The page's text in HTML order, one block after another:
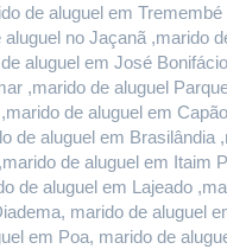
de aluguel em
no Jaçanã ,marido
aluguel em José
,marido de aluguel
de aluguel em
de aluguel em
de aluguel em
de aluguel em Lajeado
marido de aluguel
em Poa, marido de